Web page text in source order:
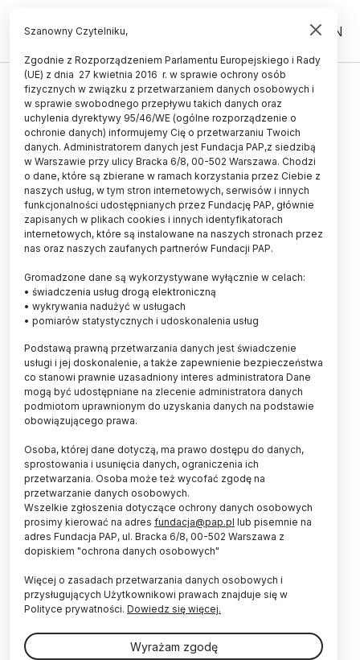
PL EN
ŚWIAT
Dwa 500-letnie wraki wzbogacą
wiedzę o historii Jedwabnego
Szlaku
10.06.2023
aktualizacja: 15.06.2023
2 minuty czytania
Odnalezienie dwóch wraków statków na dnie
Morza Południowochińskiego otwiera nowy
rozdział w historii chińskiej archeologii podwodnej
- ogłosiła chińska agencja informacyjna Xinhua.
1500 m. W jednym z wraków odnaleziono porcelanę
- ponad 100 tys. sztuk, pochodzących z czasów
cesarza Zhengde (1506-1521) z dynastii Ming (1368-
1644). W drugim natrafiono na liczne kłody drewna.
Badacze uznali, że ładunek z tego statku miał
Szanowny Czytelniku,
Zgodnie z Rozporządzeniem Parlamentu Europejskiego i Rady
(UE) z dnia 27 kwietnia 2016 r. w sprawie ochrony osób
fizycznych w związku z przetwarzaniem danych osobowych i
w sprawie swobodnego przepływu takich danych oraz
uchylenia dyrektywy 95/46/WE (ogólne rozporządzenie o
ochronie danych) informujemy Cię o przetwarzaniu Twoich
danych. Administratorem danych jest Fundacja PAP,z siedzibą
w Warszawie przy ulicy Bracka 6/8, 00-502 Warszawa. Chodzi
o dane, które są zbierane w ramach korzystania przez Ciebie z
naszych usług, w tym stron internetowych, serwisów i innych
funkcjonalności udostępnianych przez Fundację PAP, głównie
zapisanych w plikach cookies i innych identyfikatorach
internetowych, które są instalowane na naszych stronach przez
nas oraz naszych zaufanych partnerów Fundacji PAP.
Gromadzone dane są wykorzystywane wyłącznie w celach:
• świadczenia usług drogą elektroniczną
• wykrywania nadużyć w usługach
• pomiarów statystycznych i udoskonalenia usług
Podstawą prawną przetwarzania danych jest świadczenie
usługi i jej doskonalenie, a także zapewnienie bezpieczeństwa
co stanowi prawnie uzasadniony interes administratora Dane
mogą być udostępniane na zlecenie administratora danych
podmiotom uprawnionym do uzyskania danych na podstawie
obowiązującego prawa.
Osoba, której dane dotyczą, ma prawo dostępu do danych,
sprostowania i usunięcia danych, ograniczenia ich
przetwarzania. Osoba może też wycofać zgodę na
przetwarzanie danych osobowych.
Wszelkie zgłoszenia dotyczące ochrony danych osobowych
prosimy kierować na adres fundacja@pap.pl lub pisemnie na
adres Fundacja PAP, ul. Bracka 6/8, 00-502 Warszawa z
dopiskiem "ochrona danych osobowych"
Więcej o zasadach przetwarzania danych osobowych i
przysługujących Użytkownikowi prawach znajduje się w
Polityce prywatności. Dowiedz się więcej.
Wyrażam zgodę